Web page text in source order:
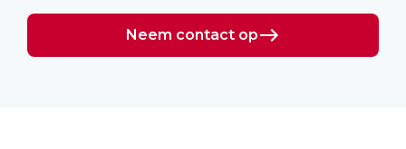
Neem contact op